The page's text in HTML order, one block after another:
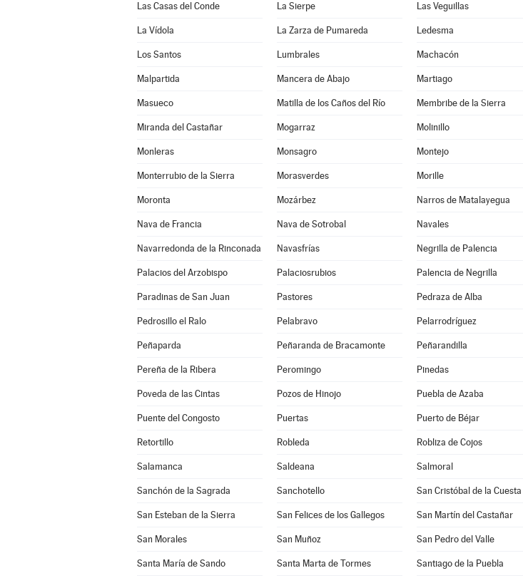
Las Casas del Conde La Sierpe Las Veguillas
La Vídola La Zarza de Pumareda Ledesma
Los Santos Lumbrales Machacón
Malpartida Mancera de Abajo Martiago
Masueco Matilla de los Caños del Río Membribe de la Sierra
Miranda del Castañar Mogarraz Molinillo
Monleras Monsagro Montejo
Monterrubio de la Sierra Morasverdes Morille
Moronta Mozárbez Narros de Matalayegua
Nava de Francia Nava de Sotrobal Navales
Navarredonda de la Rinconada Navasfrías Negrilla de Palencia
Palacios del Arzobispo Palaciosrubios Palencia de Negrilla
Paradinas de San Juan Pastores Pedraza de Alba
Pedrosillo el Ralo Pelabravo Pelarrodríguez
Peñaparda Peñaranda de Bracamonte Peñarandilla
Pereña de la Ribera Peromingo Pinedas
Poveda de las Cintas Pozos de Hinojo Puebla de Azaba
Puente del Congosto Puertas Puerto de Béjar
Retortillo Robleda Robliza de Cojos
Salamanca Saldeana Salmoral
Sanchón de la Sagrada Sanchotello San Cristóbal de la Cuesta
San Esteban de la Sierra San Felices de los Gallegos San Martín del Castañar
San Morales San Muñoz San Pedro del Valle
Santa María de Sando Santa Marta de Tormes Santiago de la Puebla